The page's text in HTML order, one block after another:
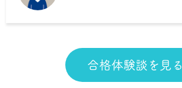
合格体験談を見る